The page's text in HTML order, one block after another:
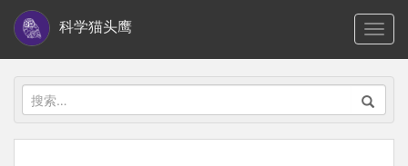
i
科学猫头鹰
搜
索：